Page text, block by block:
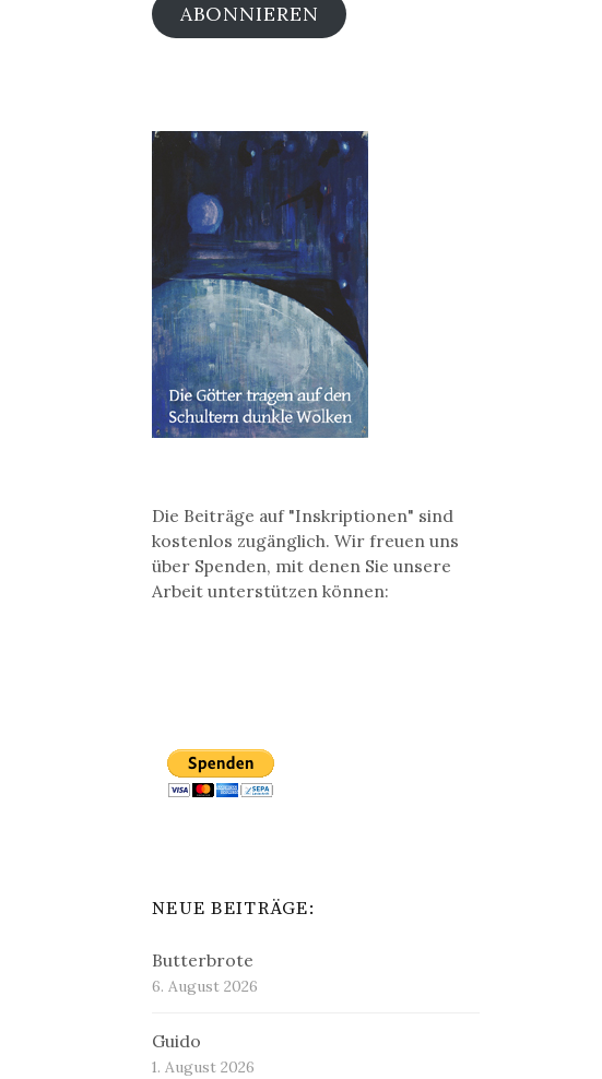
ABONNIEREN
Die Beiträge auf "Inskriptionen" sind
kostenlos zugänglich. Wir freuen uns
über Spenden, mit denen Sie unsere
Arbeit unterstützen können:
NEUE BEITRÄGE:
Butterbrote
6. August 2026
Guido
1. August 2026